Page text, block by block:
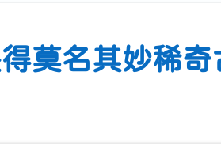
莫名其妙稀奇